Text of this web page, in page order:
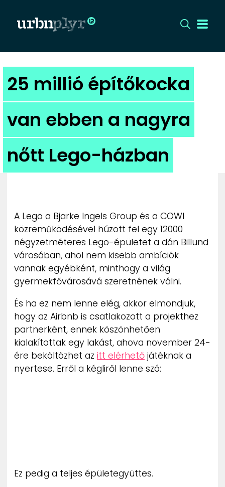
CÍMLAP
DIZÁJN
DIVAT
HIP
UTCA
ZENE
MÉDIAAJÁNLAT
IMPRESSZUM
PR-ARCHÍVUM
25 millió építőkocka
van ebben a nagyra
nőtt Lego-házban
A Lego a Bjarke Ingels Group és a COWI
közreműködésével húzott fel egy 12000
négyzetméteres Lego-épületet a dán Billund
városában, ahol nem kisebb ambíciók
vannak egyébként, minthogy a világ
gyermekfővárosává szeretnének válni.
És ha ez nem lenne elég, akkor elmondjuk,
hogy az Airbnb is csatlakozott a projekthez
partnerként, ennek köszönhetően
kialakítottak egy lakást, ahova november 24-
ére beköltözhet az itt elérhető játéknak a
nyertese. Erről a kégliről lenne szó:
Ez pedig a teljes épületegyüttes.